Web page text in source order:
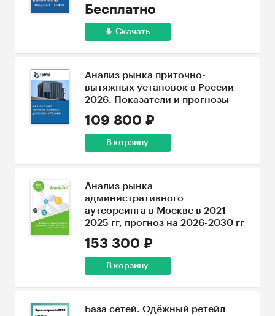
Бесплатно
Скачать
Анализ рынка приточно-
вытяжных установок в России -
2026. Показатели и прогнозы
109 800 ₽
В корзину
Анализ рынка
административного
аутсорсинга в Москве в 2021-
2025 гг, прогноз на 2026-2030 гг
153 300 ₽
В корзину
База сетей. Одёжный ретейл